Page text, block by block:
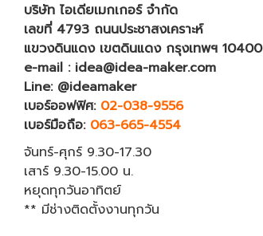
บริษัท ไอเดียเมกเกอร์ จำกัด
เลขที่ 4793 ถนนประชาสงเคราะห์
แขวงดินแดง เขตดินแดง กรุงเทพฯ 10400
e-mail : idea@idea-maker.com
Line: @ideamaker
เบอร์ออฟฟิศ: 02-038-9556
เบอร์มือถือ: 063-665-4554
จันทร์-ศุกร์ 9.30-17.30
เสาร์ 9.30-15.00 น.
หยุดทุกวันอาทิตย์
** มีช่างติดตั้งงานทุกวัน